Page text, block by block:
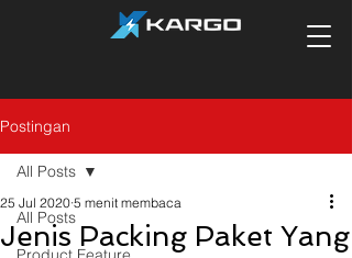
Postingan
All Posts
All Posts
Jenis Packing Paket Yang
25 Jul 2020 5 menit membaca